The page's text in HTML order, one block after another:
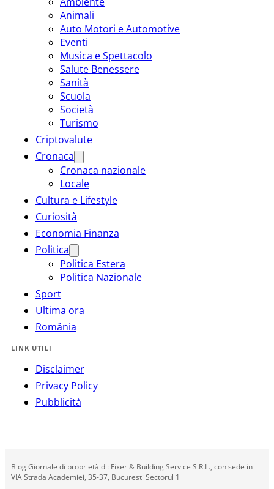
Animali
Auto Motori e Automotive
Eventi
Musica e Spettacolo
Salute Benessere
Sanità
Scuola
Società
Turismo
Criptovalute
Cronaca
Cronaca nazionale
Locale
Cultura e Lifestyle
Curiosità
Economia Finanza
Politica
Politica Estera
Politica Nazionale
Sport
Ultima ora
România
LINK UTILI
Disclaimer
Privacy Policy
Pubblicità
Blog Giornale di proprietà di: Fixer & Building Service S.R.L., con sede in
VIA Strada Academiei, 35-37, Bucuresti Sectorul 1